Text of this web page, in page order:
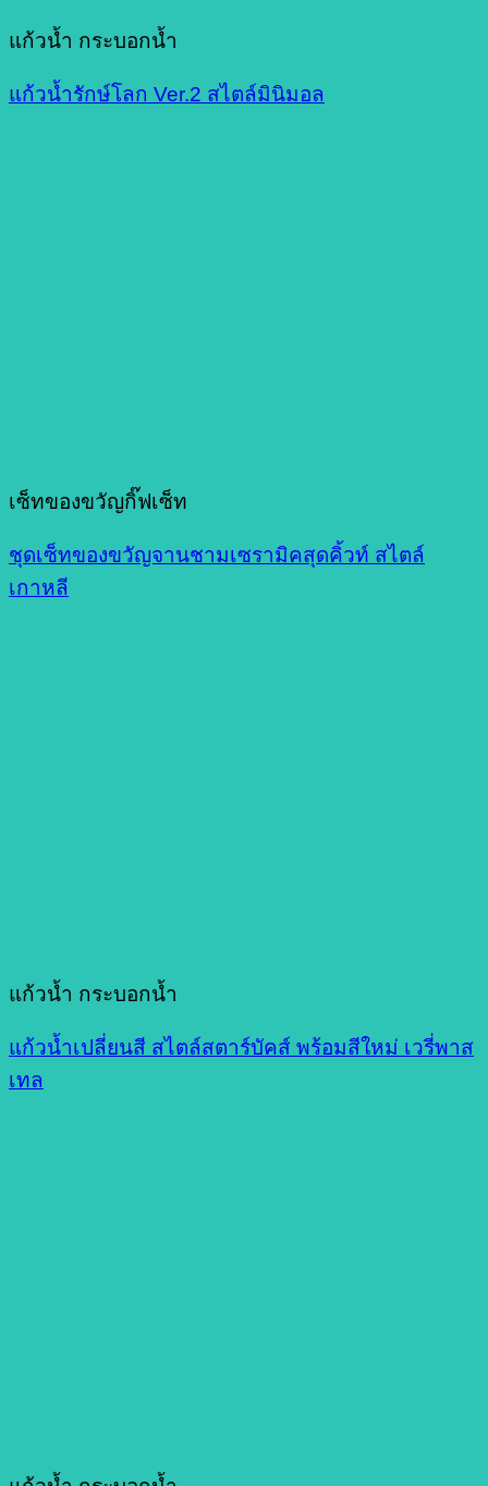
แก้วน้ำ กระบอกน้ำ
แก้วน้ำรักษ์โลก Ver.2 สไตล์มินิมอล
เซ็ทของขวัญกิ๊ฟเซ็ท
ชุดเซ็ทของขวัญจานชามเซรามิคสุดคิ้วท์ สไตล์
เกาหลี
แก้วน้ำ กระบอกน้ำ
แก้วน้ำเปลี่ยนสี สไตล์สตาร์บัคส์ พร้อมสีใหม่ เวรี่พาส
เทล